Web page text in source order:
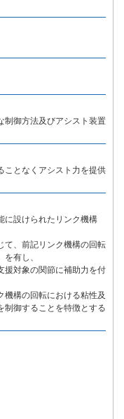
制御方法及びアシスト装置
ことなくアシスト力を提供
に設けられたリンク機構
て、前記リンク機構の回転
有し、
援対象の関節に補助力を付
機構の回転における粘性及
制御することを特徴とする